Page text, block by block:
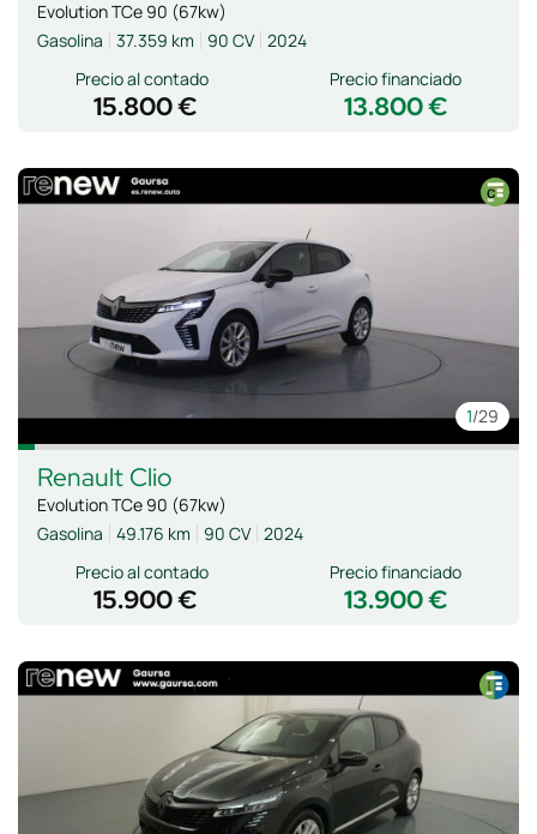
Evolution TCe 90 (67kw)
Gasolina
37.359 km 90 CV 2024
Precio al contado
15.800 € 13.800 €
Precio financiado
1/29
Renault Clio
Evolution TCe 90 (67kw)
Gasolina
49.176 km 90 CV 2024
Precio al contado
15.900 € 13.900 €
Precio financiado